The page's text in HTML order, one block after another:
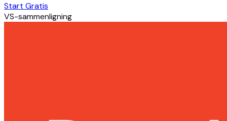
Start Gratis
VS-sammenligning